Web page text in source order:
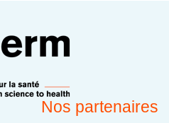
Nos partenaires